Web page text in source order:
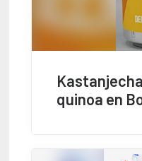
quinoa en